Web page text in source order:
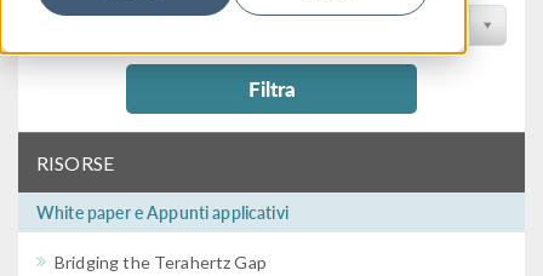
Filtra
RISORSE
White paper e Appunti applicativi
Bridging the Terahertz Gap